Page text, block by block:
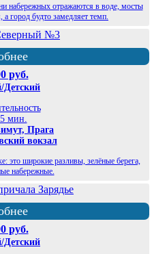
набережных отражаются в воде, мосты
город будто замедляет темп.
руб.
Детский
мин.
Прага
вокзал
широкие разливы, зелёные берега,
набережные.
руб.
Детский